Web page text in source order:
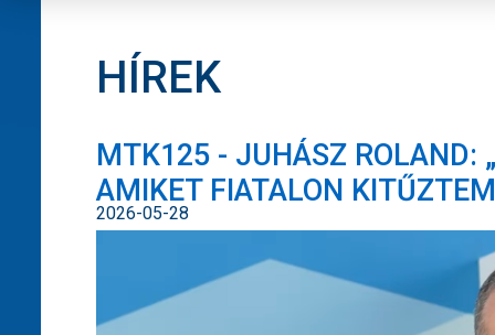
HÍREK
MTK125 - JUHÁSZ ROLAND:
AMIKET FIATALON
2026-05-28